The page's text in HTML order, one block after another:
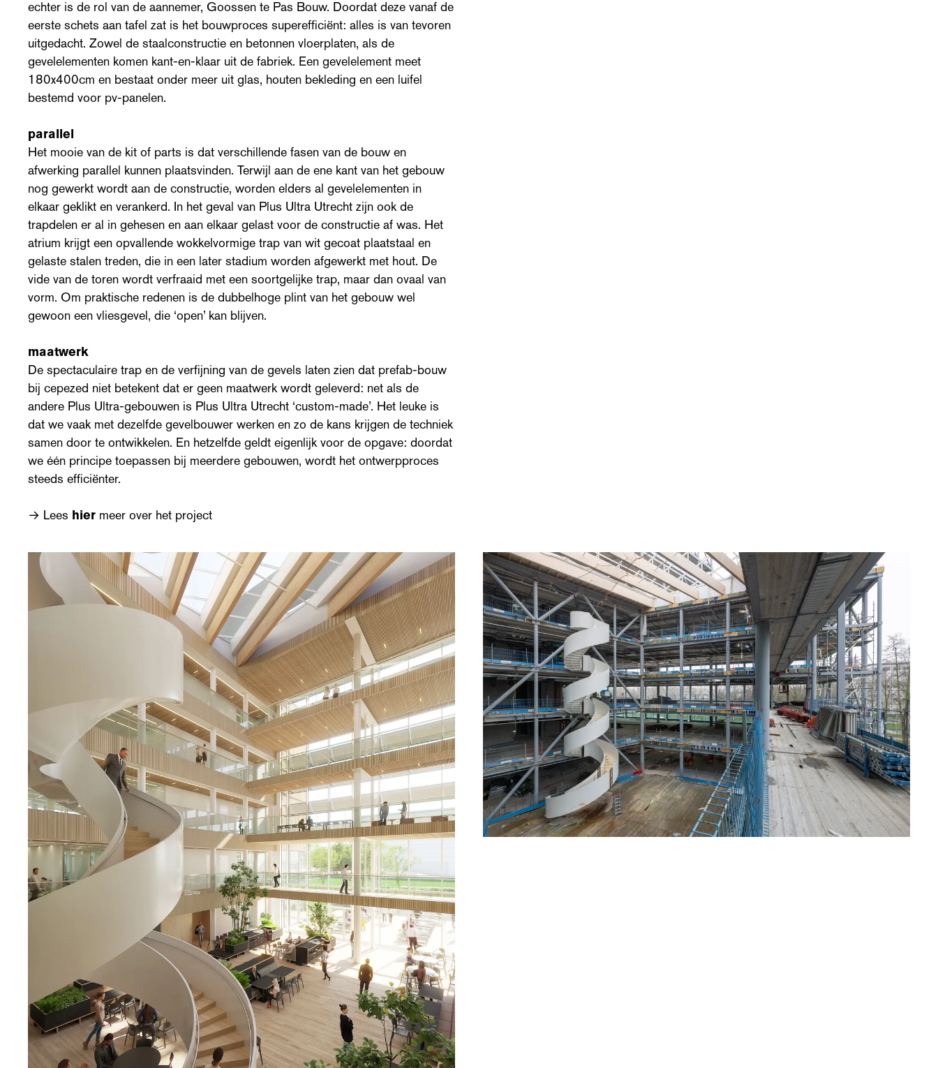
echter is de rol van de aannemer, Goossen te Pas Bouw. Doordat deze vanaf de
eerste schets aan tafel zat is het bouwproces superefficiënt: alles is van tevoren
uitgedacht. Zowel de staalconstructie en betonnen vloerplaten, als de
gevelelementen komen kant-en-klaar uit de fabriek. Een gevelelement meet
180x400cm en bestaat onder meer uit glas, houten bekleding en een luifel
bestemd voor pv-panelen.
parallel
Het mooie van de kit of parts is dat verschillende fasen van de bouw en
afwerking parallel kunnen plaatsvinden. Terwijl aan de ene kant van het gebouw
nog gewerkt wordt aan de constructie, worden elders al gevelelementen in
elkaar geklikt en verankerd. In het geval van Plus Ultra Utrecht zijn ook de
trapdelen er al in gehesen en aan elkaar gelast voor de constructie af was. Het
atrium krijgt een opvallende wokkelvormige trap van wit gecoat plaatstaal en
gelaste stalen treden, die in een later stadium worden afgewerkt met hout. De
vide van de toren wordt verfraaid met een soortgelijke trap, maar dan ovaal van
vorm. Om praktische redenen is de dubbelhoge plint van het gebouw wel
gewoon een vliesgevel, die ‘open’ kan blijven.
maatwerk
De spectaculaire trap en de verfijning van de gevels laten zien dat prefab-bouw
bij cepezed niet betekent dat er geen maatwerk wordt geleverd: net als de
andere Plus Ultra-gebouwen is Plus Ultra Utrecht ‘custom-made’. Het leuke is
dat we vaak met dezelfde gevelbouwer werken en zo de kans krijgen de techniek
samen door te ontwikkelen. En hetzelfde geldt eigenlijk voor de opgave: doordat
we één principe toepassen bij meerdere gebouwen, wordt het ontwerpproces
steeds efficiënter.
→ Lees hier meer over het project